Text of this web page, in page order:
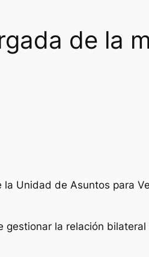
de la
Unidad de Asuntos para
la relación